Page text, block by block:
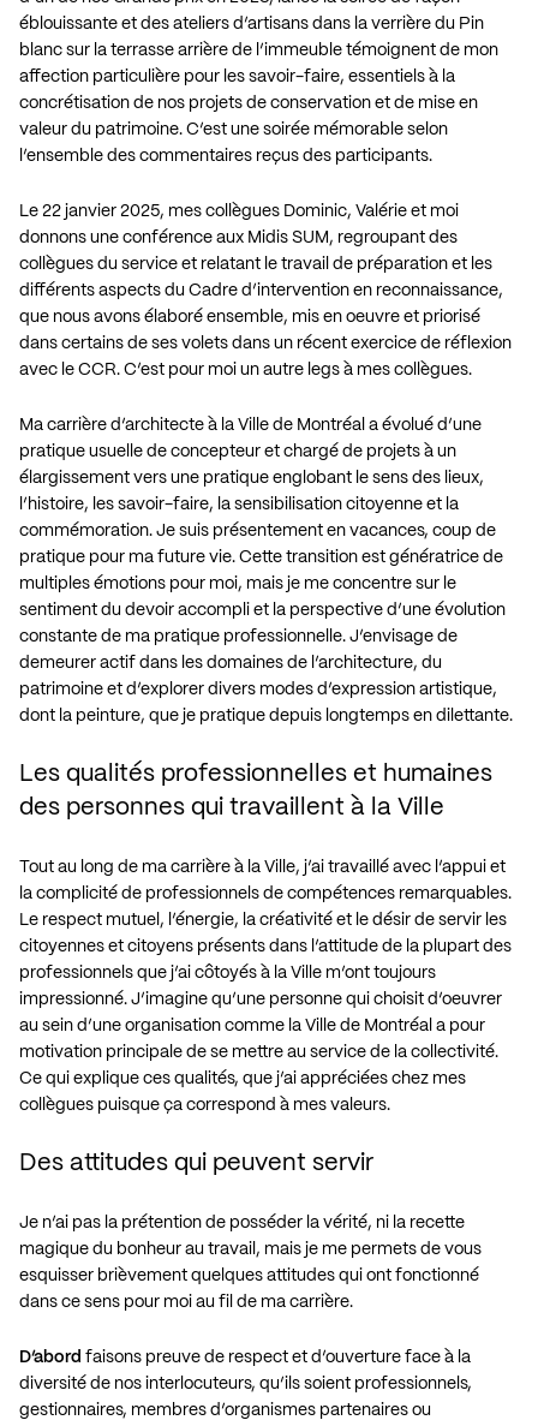
éblouissante et des ateliers d’artisans dans la verrière du Pin
blanc sur la terrasse arrière de l’immeuble témoignent de mon
affection particulière pour les savoir-faire, essentiels à la
concrétisation de nos projets de conservation et de mise en
valeur du patrimoine. C’est une soirée mémorable selon
l’ensemble des commentaires reçus des participants.
Le 22 janvier 2025, mes collègues Dominic, Valérie et moi
donnons une conférence aux Midis SUM, regroupant des
collègues du service et relatant le travail de préparation et les
différents aspects du Cadre d’intervention en reconnaissance,
que nous avons élaboré ensemble, mis en oeuvre et priorisé
dans certains de ses volets dans un récent exercice de réflexion
avec le CCR. C’est pour moi un autre legs à mes collègues.
Ma carrière d’architecte à la Ville de Montréal a évolué d’une
pratique usuelle de concepteur et chargé de projets à un
élargissement vers une pratique englobant le sens des lieux,
l’histoire, les savoir-faire, la sensibilisation citoyenne et la
commémoration. Je suis présentement en vacances, coup de
pratique pour ma future vie. Cette transition est génératrice de
multiples émotions pour moi, mais je me concentre sur le
sentiment du devoir accompli et la perspective d’une évolution
constante de ma pratique professionnelle. J’envisage de
demeurer actif dans les domaines de l’architecture, du
patrimoine et d’explorer divers modes d’expression artistique,
dont la peinture, que je pratique depuis longtemps en dilettante.
Les qualités professionnelles et humaines
des personnes qui travaillent à la Ville
Tout au long de ma carrière à la Ville, j’ai travaillé avec l’appui et
la complicité de professionnels de compétences remarquables.
Le respect mutuel, l’énergie, la créativité et le désir de servir les
citoyennes et citoyens présents dans l’attitude de la plupart des
professionnels que j’ai côtoyés à la Ville m’ont toujours
impressionné. J’imagine qu’une personne qui choisit d’oeuvrer
au sein d’une organisation comme la Ville de Montréal a pour
motivation principale de se mettre au service de la collectivité.
Ce qui explique ces qualités, que j’ai appréciées chez mes
collègues puisque ça correspond à mes valeurs.
Des attitudes qui peuvent servir
Je n’ai pas la prétention de posséder la vérité, ni la recette
magique du bonheur au travail, mais je me permets de vous
esquisser brièvement quelques attitudes qui ont fonctionné
dans ce sens pour moi au fil de ma carrière.
D’abord faisons preuve de respect et d’ouverture face à la
diversité de nos interlocuteurs, qu’ils soient professionnels,
gestionnaires, membres d’organismes partenaires ou